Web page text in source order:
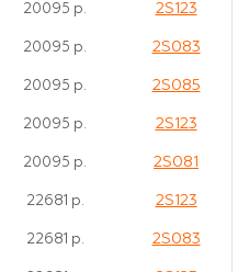
20095 р. 2S123
20095 р. 2S083
20095 р. 2S085
20095 р. 2S123
20095 р. 2S081
22681 р. 2S123
22681 р. 2S083